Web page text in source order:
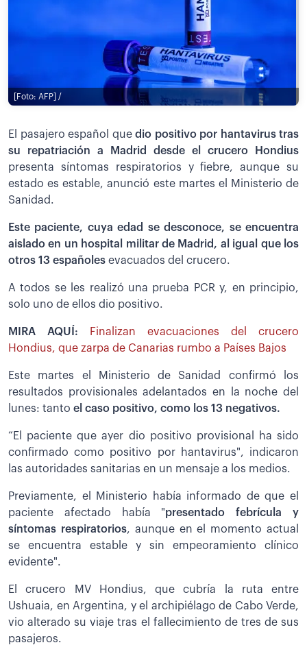
[Foto: AFP] /
El pasajero español que dio positivo por hantavirus tras
su repatriación a Madrid desde el crucero Hondius
presenta síntomas respiratorios y fiebre, aunque su
estado es estable, anunció este martes el Ministerio de
Sanidad.
Este paciente, cuya edad se desconoce, se encuentra
aislado en un hospital militar de Madrid, al igual que los
otros 13 españoles evacuados del crucero.
A todos se les realizó una prueba PCR y, en principio,
solo uno de ellos dio positivo.
MIRA AQUÍ:
Finalizan evacuaciones del crucero
Hondius, que zarpa de Canarias rumbo a Países Bajos
Este martes el Ministerio de Sanidad confirmó los
resultados provisionales adelantados en la noche del
lunes: tanto el caso positivo, como los 13 negativos.
“El paciente que ayer dio positivo provisional ha sido
confirmado como positivo por hantavirus", indicaron
las autoridades sanitarias en un mensaje a los medios.
Previamente, el Ministerio había informado de que el
paciente afectado había "presentado febrícula y
síntomas respiratorios, aunque en el momento actual
se encuentra estable y sin empeoramiento clínico
evidente".
El crucero MV Hondius, que cubría la ruta entre
Ushuaia, en Argentina, y el archipiélago de Cabo Verde,
vio alterado su viaje tras el fallecimiento de tres de sus
pasajeros.